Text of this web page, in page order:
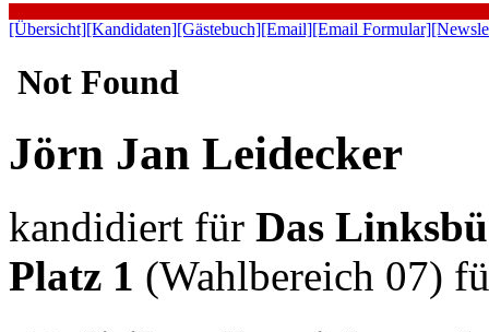
[Übersicht][Kandidaten][Gästebuch][Email][Email Formular]
Jörn Jan Leidecker
kandidiert für Das
Platz 1 (Wahlbereich 07)